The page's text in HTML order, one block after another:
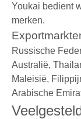
Youkai bedient
merken.
Russische
Australië,
Maleisië,
Arabische